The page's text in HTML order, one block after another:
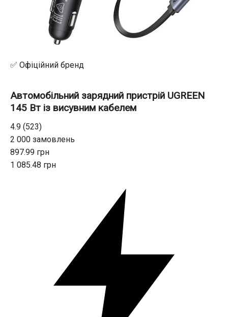
✅ Офіційний бренд
Автомобільний зарядний пристрій UGREEN
145 Вт із висувним кабелем
4.9 (523)
2 000 замовлень
897.99 грн
1 085.48 грн